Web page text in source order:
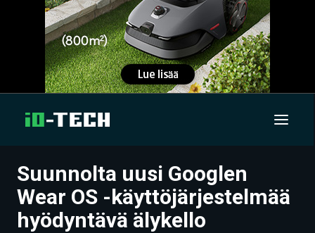
UUTISET
ARTIKKELIT
Suunnolta uusi Googlen
Wear OS -käyttöjärjestelmää
hyödyntävä älykello